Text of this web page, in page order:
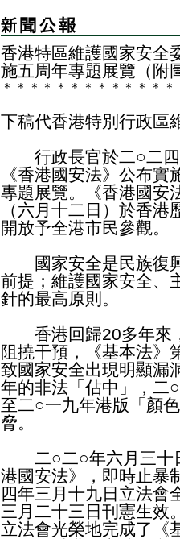
香港特區維護國家安全
施五周年專題展覽（附
＊ ＊ ＊ ＊ ＊ ＊ ＊ ＊ ＊ ＊ ＊ ＊ ＊
下稿代香港特別行政區
行政長官於二○二四
《香港國安法》公布
專題展覽。《香港國安
（六月十二日）於香
開放予全港市民參觀。
國家安全是民族復興
前提；維護國家安全、
針的最高原則。
香港回歸20多年來
阻撓干預，《基本法》
致國家安全出現明顯漏
年的非法「佔中」，二
至二○一九年港版「顏
脅。
二○二○年六月三十
港國安法》，即時止暴
四年三月十九日立法會
三月二十三日刊憲生效
立法會光榮地完成了《